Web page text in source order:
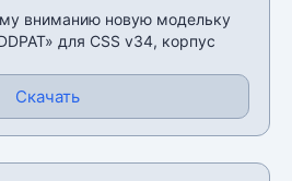
вниманию новую модельку
для CSS v34, корпус
Скачать